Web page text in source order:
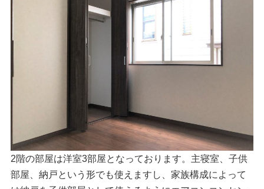
2階の部屋は洋室3部屋となっております。主寝室、子供
部屋、納戸という形でも使えますし、家族構成によって